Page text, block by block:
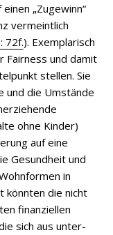
„Zugewinn“
vermeintlich
72f.). Exemplarisch
Fairness und damit
stellen. Sie
und die Umstände
ohne Kinder)
auf eine
Gesundheit und
in
könnten die nicht
finanziellen
sich aus unter-